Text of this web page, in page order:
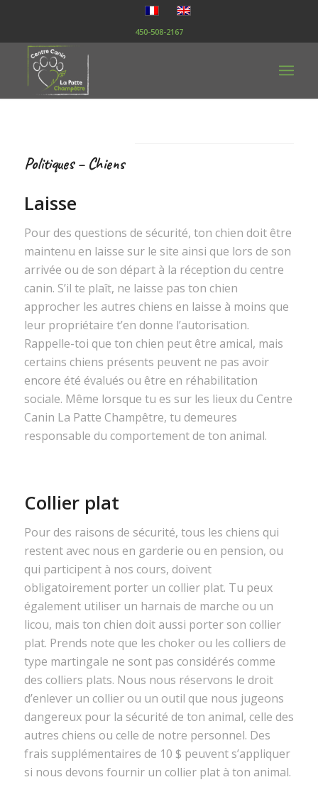
450-508-2167
Politiques – Chiens
Laisse
Pour des questions de sécurité, ton chien doit être
maintenu en laisse sur le site ainsi que lors de son
arrivée ou de son départ à la réception du centre
canin. S’il te plaît, ne laisse pas ton chien
approcher les autres chiens en laisse à moins que
leur propriétaire t’en donne l’autorisation.
Rappelle-toi que ton chien peut être amical, mais
certains chiens présents peuvent ne pas avoir
encore été évalués ou être en réhabilitation
sociale. Même lorsque tu es sur les lieux du Centre
Canin La Patte Champêtre, tu demeures
responsable du comportement de ton animal.
Collier plat
Pour des raisons de sécurité, tous les chiens qui
restent avec nous en garderie ou en pension, ou
qui participent à nos cours, doivent
obligatoirement porter un collier plat. Tu peux
également utiliser un harnais de marche ou un
licou, mais ton chien doit aussi porter son collier
plat. Prends note que les choker ou les colliers de
type martingale ne sont pas considérés comme
des colliers plats. Nous nous réservons le droit
d’enlever un collier ou un outil que nous jugeons
dangereux pour la sécurité de ton animal, celle des
autres chiens ou celle de notre personnel. Des
frais supplémentaires de 10 $ peuvent s’appliquer
si nous devons fournir un collier plat à ton animal.